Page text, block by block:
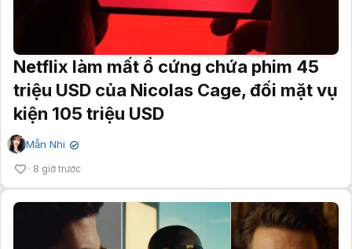
Netflix làm mất ổ cứng chứa phim 45
triệu USD của Nicolas Cage, đối mặt vụ
kiện 105 triệu USD
Mẫn Nhi ✔
8 giờ trước